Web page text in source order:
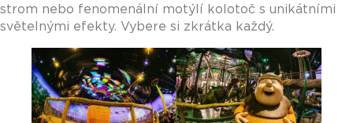
strom nebo fenomenální motýlí kolotoč s unikátními
světelnými efekty. Vybere si zkrátka každý.